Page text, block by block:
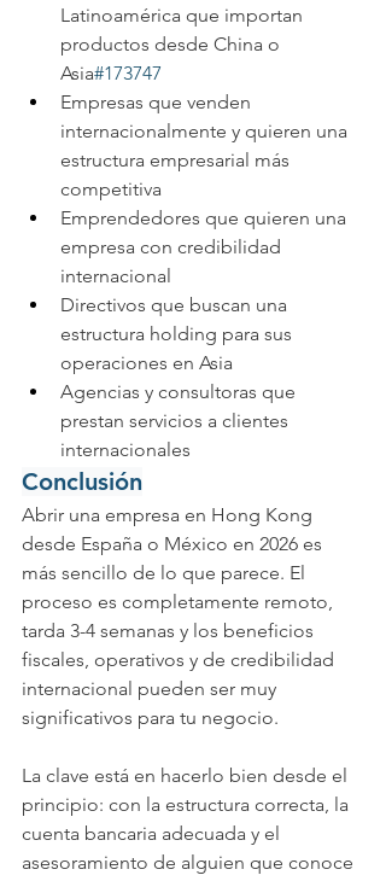
Latinoamérica que importan
productos desde China o
Asia#173747
Empresas que venden
internacionalmente y quieren una
estructura empresarial más
competitiva
Emprendedores que quieren una
empresa con credibilidad
internacional
Directivos que buscan una
estructura holding para sus
operaciones en Asia
Agencias y consultoras que
prestan servicios a clientes
internacionales
Conclusión
Abrir una empresa en Hong Kong
desde España o México en 2026 es
más sencillo de lo que parece. El
proceso es completamente remoto,
tarda 3-4 semanas y los beneficios
fiscales, operativos y de credibilidad
internacional pueden ser muy
significativos para tu negocio.
La clave está en hacerlo bien desde el
principio: con la estructura correcta, la
cuenta bancaria adecuada y el
asesoramiento de alguien que conoce